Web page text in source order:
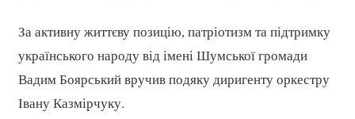
За активну життєву позицію, патріотизм та підтримку
українського народу від імені Шумської громади
Вадим Боярський вручив подяку диригенту оркестру
Івану Казмірчуку.